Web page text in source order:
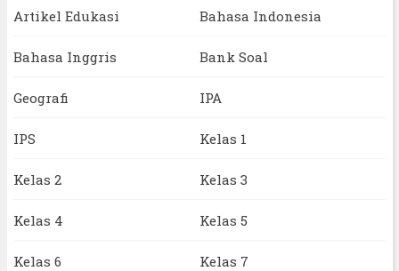
Artikel Edukasi Bahasa Indonesia
Bahasa Inggris Bank Soal
Geografi IPA
IPS Kelas 1
Kelas 2 Kelas 3
Kelas 4 Kelas 5
Kelas 6 Kelas 7